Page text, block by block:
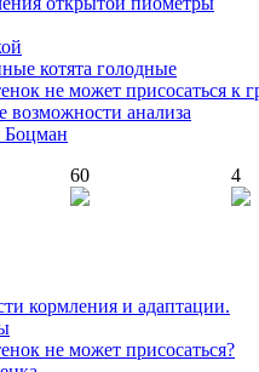
котята голодные
не может присосаться к
анализа
Боцман
60 4
кормления и адаптации.
не может присосаться?